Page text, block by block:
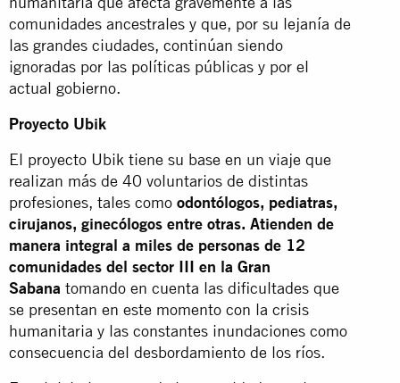
comunidades ancestrales y que, por su lejanía de
las grandes ciudades, continúan siendo
ignoradas por las políticas públicas y por el
actual gobierno.
Proyecto Ubik
El proyecto Ubik tiene su base en un viaje que
realizan más de 40 voluntarios de distintas
profesiones, tales como odontólogos, pediatras,
cirujanos, ginecólogos entre otras. Atienden de
manera integral a miles de personas de 12
comunidades del sector III en la Gran
Sabana tomando en cuenta las dificultades que
se presentan en este momento con la crisis
humanitaria y las constantes inundaciones como
consecuencia del desbordamiento de los ríos.